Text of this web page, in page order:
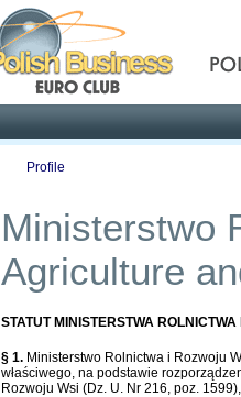
Profile
Ministerstwo
Agriculture
STATUT MINISTERSTWA ROLNICTWA
§ 1.Ministerstwo Rolnictwa i Rozwoju
właściwego, na podstawie
Rozwoju Wsi (Dz. U. Nr 216, poz.